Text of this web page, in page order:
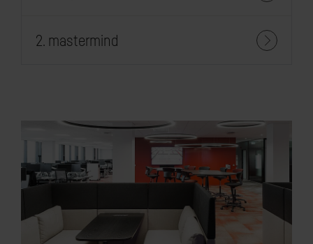
2. mastermind